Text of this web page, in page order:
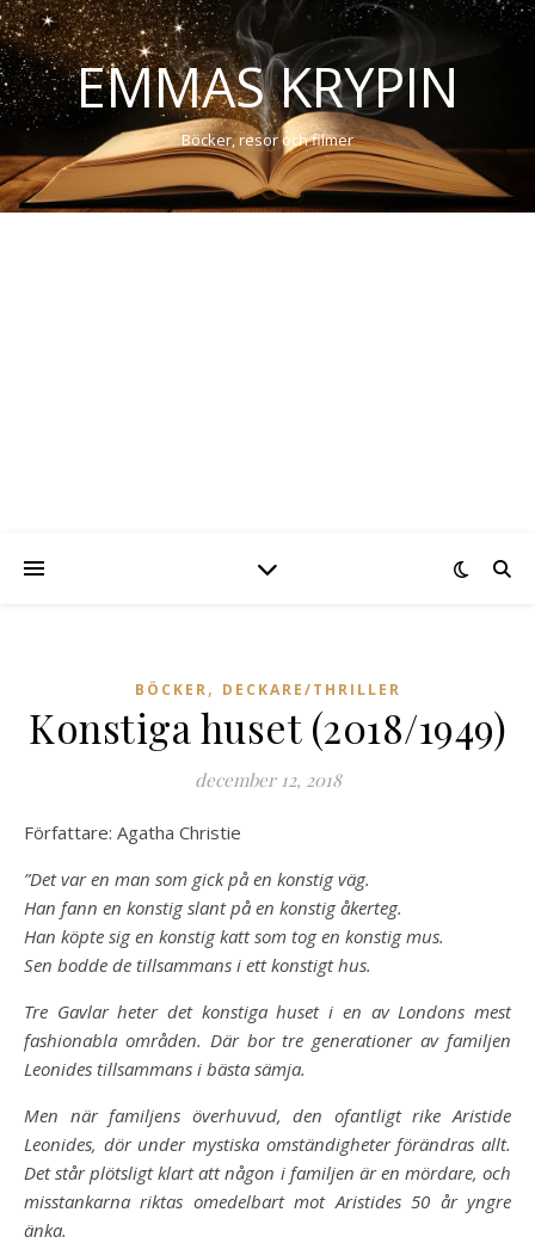
EMMAS KRYPIN
Böcker, resor och filmer
BÖCKER, DECKARE/THRILLER
Konstiga huset (2018/1949)
december 12, 2018
Författare: Agatha Christie
”Det var en man som gick på en konstig väg.
Han fann en konstig slant på en konstig åkerteg.
Han köpte sig en konstig katt som tog en konstig mus.
Sen bodde de tillsammans i ett konstigt hus.
Tre Gavlar heter det konstiga huset i en av Londons mest
fashionabla områden. Där bor tre generationer av familjen
Leonides tillsammans i bästa sämja.
Men när familjens överhuvud, den ofantligt rike Aristide
Leonides, dör under mystiska omständigheter förändras allt.
Det står plötsligt klart att någon i familjen är en mördare, och
misstankarna riktas omedelbart mot Aristides 50 år yngre
änka.